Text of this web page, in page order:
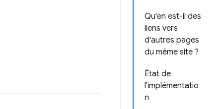
Qu'en est-il des
liens vers
d'autres pages
du même site ?
État de
l'implémentatio
n